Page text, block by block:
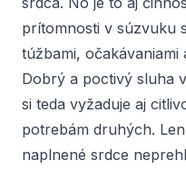
prítomnosti v súzvuku
túžbami, očakávaniami
Dobrý a poctivý sluha
si teda vyžaduje aj
potrebám druhých.
naplnené srdce